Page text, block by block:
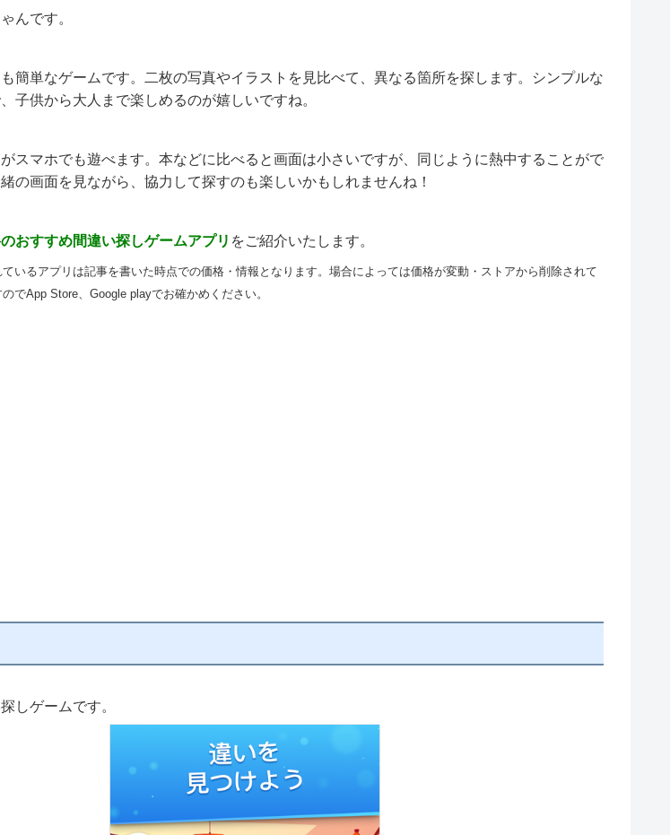
んです。
簡単なゲームです。二枚の写真やイラストを見比べて、異なる箇所を探します。シンプルな
子供から大人まで楽しめるのが嬉しいですね。
スマホでも遊べます。本などに比べると画面は小さいですが、同じように熱中することがで
の画面を見ながら、協力して探すのも楽しいかもしれませんね！
おすすめ間違い探しゲームアプリ をご紹介いたします。
いるアプリは記事を書いた時点での価格・情報となります。場合によっては価格が変動・ストアから削除されて
でApp Store、Google playでお確かめください。
しゲームです。